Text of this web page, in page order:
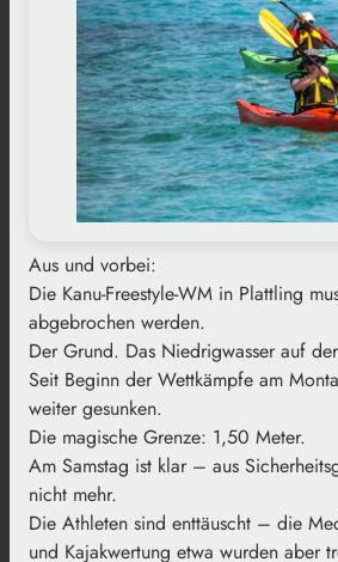
Aus und vorbei:
Die Kanu-Freestyle-WM in Plattling
abgebrochen werden.
Der Grund. Das Niedrigwasser auf
Seit Beginn der Wettkämpfe am
weiter gesunken.
Die magische Grenze: 1,50 Meter.
Am Samstag ist klar – aus
nicht mehr.
Die Athleten sind enttäuscht – die
und Kajakwertung etwa wurden aber